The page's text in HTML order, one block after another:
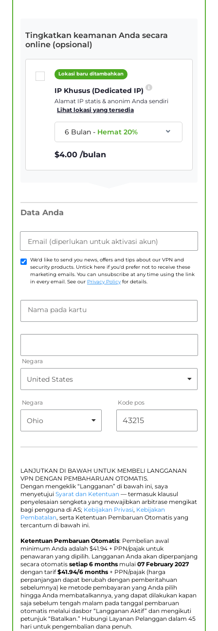
Tingkatkan keamanan Anda secara
online (opsional)
Lokasi baru ditambahkan
IP Khusus (Dedicated IP)
Alamat IP statis & anonim Anda sendiri
Lihat lokasi yang tersedia
6 Bulan- Hemat20%
$4.00 /bulan
Data Anda
Email (diperlukan untuk aktivasi akun)
We'd like to send you news, offers and tips about our VPN and
security products. Untick here if you'd prefer not to receive these
marketing emails. You can unsubscribe at any time using the link
in every email. See our Privacy Policy for details.
Nama pada kartu
Negara
Negara Kode pos
LANJUTKAN DI BAWAH UNTUK MEMBELI LANGGANAN
VPN DENGAN PEMBAHARUAN OTOMATIS.
Dengan mengeklik “Langganan” di bawah ini, saya
menyetujui Syarat dan Ketentuan — termasuk klausul
penyelesaian sengketa yang mewajibkan arbitrase mengikat
bagi pengguna di AS; Kebijakan Privasi, Kebijakan
Pembatalan, serta Ketentuan Pembaruan Otomatis yang
tercantum di bawah ini.
Ketentuan Pembaruan Otomatis: Pembelian awal
minimum Anda adalah $41.94 + PPN/pajak untuk
penawaran yang dipilih. Langganan Anda akan diperpanjang
secara otomatis setiap 6 months mulai 07 February 2027
dengan tarif$41.94/6 months + PPN/pajak (harga
perpanjangan dapat berubah dengan pemberitahuan
sebelumnya) ke metode pembayaran yang Anda pilih
hingga Anda membatalkannya, yang dapat dilakukan kapan
saja sebelum tengah malam pada tanggal pembaruan
otomatis melalui dasbor “Langganan Aktif” dan mengikuti
petunjuk “Batalkan.” Hubungi Layanan Pelanggan dalam 45
hari untuk pengembalian dana penuh.